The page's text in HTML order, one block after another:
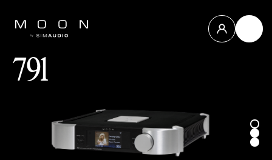
791
Close
Compass
North
Collection
Nuevos